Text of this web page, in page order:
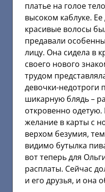
платье на голое
высоком каблуке.
красивые волосы
предавали
лицу. Она сидела в
своего нового
трудом
девочки-недотроги
шикарную блядь –
откровенно
желание в карты с
верхом безумия,
видимо бутылка
вот теперь для
расплаты. Сейчас
и его друзья, и она